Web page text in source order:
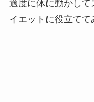
適度に体に動かし
イエットに役立てて